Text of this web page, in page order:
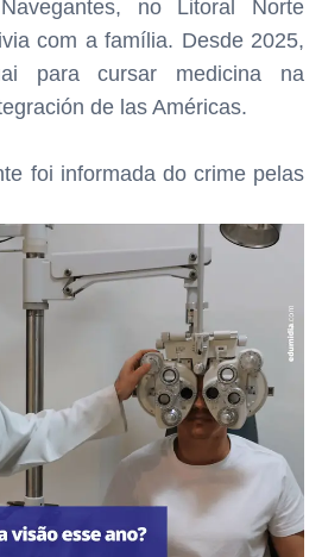
no Litoral Norte
com a família. Desde 2025,
para cursar medicina na
de las Américas.
foi informada do crime pelas